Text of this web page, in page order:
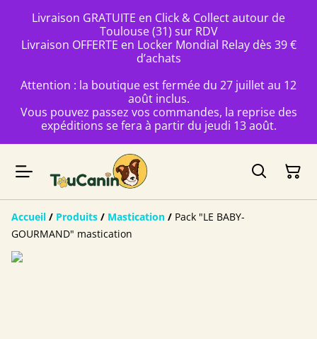
Livraison GRATUITE en Click & Collect autour de
Toulouse (31) sur RDV
Livraison OFFERTE en Locker Mondial Relay dès 39 €
d’achats
Attention : la boutique est fermée du 27 juillet au 12
août inclus.
Vous pouvez passez vos commandes, la reprise des
expéditions se fera à partir du jeudi 13 août.
Accueil / Produits / Mastication / Pack "LE BABY-
GOURMAND" mastication